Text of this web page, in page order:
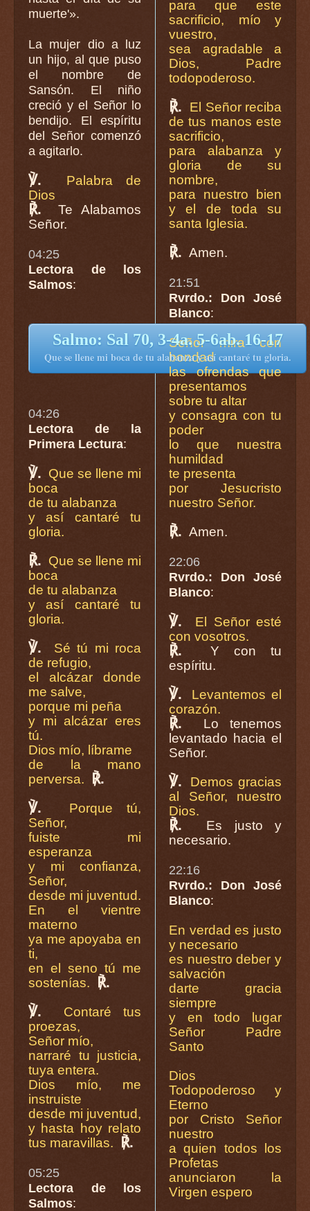
muerte'».
La mujer dio a luz
un hijo, al que puso
el nombre de
Sansón. El niño
creció y el Señor lo
bendijo. El espíritu
del Señor comenzó
a agitarlo.
℣.
Palabra de
Dios
℟.
Te Alabamos
Señor.
04:25
Lectora de los
Salmos:
Salmo: Sal 70, 3-4a. 5-6ab. 16-17
Que se llene mi boca de tu alabanza y así cantaré tu gloria.
04:26
Lectora de la
Primera Lectura:
℣. Que se llene mi
boca
de tu alabanza
y así cantaré tu
gloria.
℟. Que se llene mi
boca
de tu alabanza
y así cantaré tu
gloria.
℣.
Sé tú mi roca
de refugio,
el alcázar donde
me salve,
porque mi peña
y mi alcázar eres
tú.
Dios mío, líbrame
de la mano
perversa.
℟.
℣.
Porque tú,
Señor,
fuiste mi
esperanza
y mi confianza,
Señor,
desde mi juventud.
En el vientre
materno
ya me apoyaba en
ti,
en el seno tú me
sostenías.
℟.
℣.
Contaré tus
proezas,
Señor mío,
narraré tu justicia,
tuya entera.
Dios mío, me
instruiste
desde mi juventud,
y hasta hoy relato
tus maravillas.
℟.
05:25
Lectora de los
Salmos:
para que este
sacrificio, mío y
vuestro,
sea agradable a
Dios, Padre
todopoderoso.
℟.
El Señor reciba
de tus manos este
sacrificio,
para alabanza y
gloria de su
nombre,
para nuestro bien
y el de toda su
santa Iglesia.
℟. Amen.
21:51
Rvrdo.: Don José
Blanco:
Señor mira con
bondad
las ofrendas que
presentamos
sobre tu altar
y consagra con tu
poder
lo que nuestra
humildad
te presenta
por Jesucristo
nuestro Señor.
℟. Amen.
22:06
Rvrdo.: Don José
Blanco:
℣.
El Señor esté
con vosotros.
℟.
Y con tu
espíritu.
℣.
Levantemos el
corazón.
℟.
Lo tenemos
levantado hacia el
Señor.
℣.
Demos gracias
al Señor, nuestro
Dios.
℟.
Es justo y
necesario.
22:16
Rvrdo.: Don José
Blanco:
En verdad es justo
y necesario
es nuestro deber y
salvación
darte gracia
siempre
y en todo lugar
Señor Padre
Santo
Dios
Todopoderoso y
Eterno
por Cristo Señor
nuestro
a quien todos los
Profetas
anunciaron la
Virgen espero